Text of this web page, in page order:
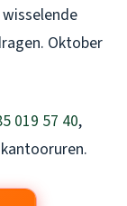
Oktober
019 57 40,